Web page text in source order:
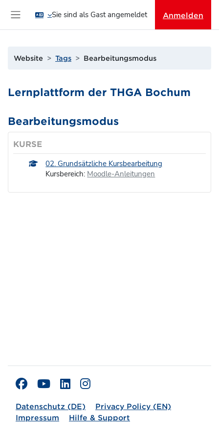
Sie sind als Gast angemeldet Anmelden
Website Tags Bearbeitungsmodus
Lernplattform der THGA Bochum
Bearbeitungsmodus
KURSE
02. Grundsätzliche Kursbearbeitung
Kursbereich: Moodle-Anleitungen
Datenschutz (DE)
Privacy Policy (EN)
Impressum
Hilfe & Support